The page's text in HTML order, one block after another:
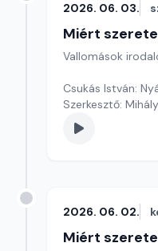
2026. 06. 03.
Miért
Vallomások
Csukás István:
Szerkesztő:
2026. 06. 02.
Miért